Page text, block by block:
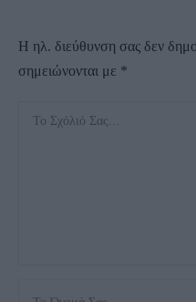
Η ηλ. διεύθυνση σας δεν
σημειώνονται με *